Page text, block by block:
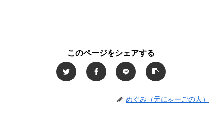
このページをシェアする
めぐみ（元にゃーごの人）